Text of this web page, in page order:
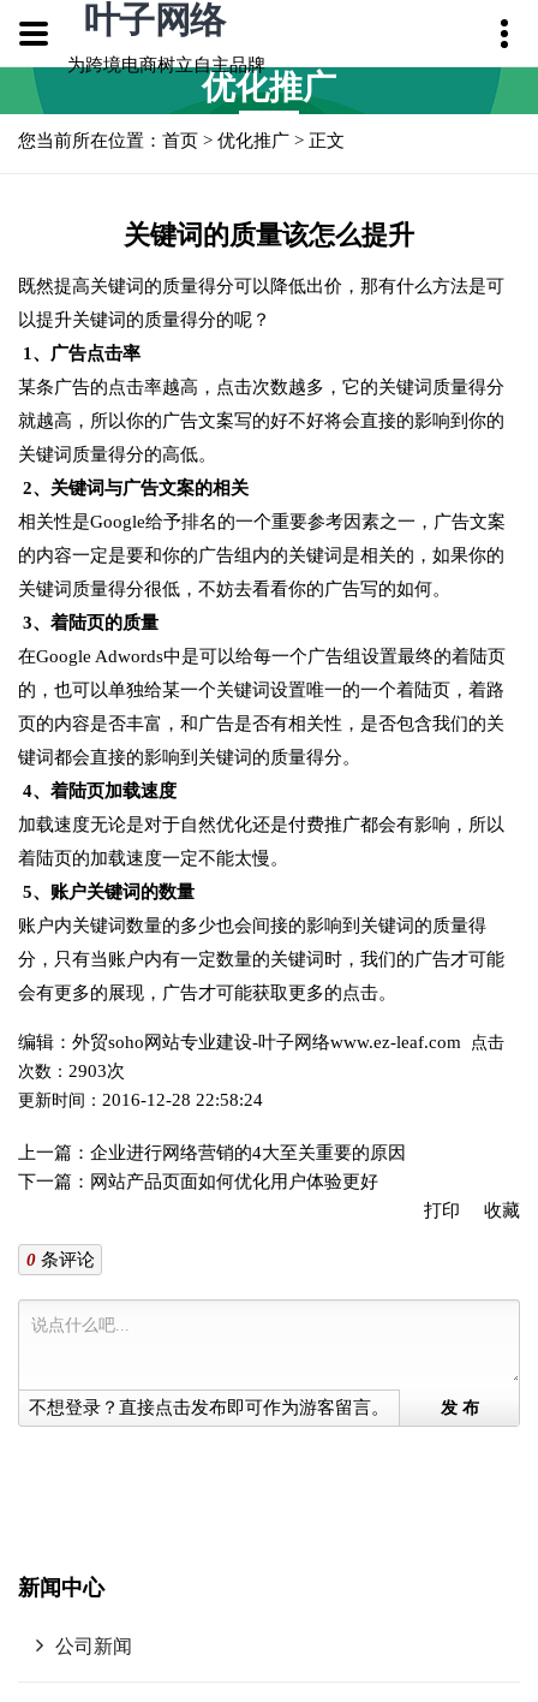
叶子网络
为跨境电商树立自主品牌
优化推广
您当前所在位置： 首页 > 优化推广 > 正文
关键词的质量该怎么提升
既然提高关键词的质量得分可以降低出价，那有什么方法是可
以提升关键词的质量得分的呢？
1、广告点击率
某条广告的点击率越高，点击次数越多，它的关键词质量得分
就越高，所以你的广告文案写的好不好将会直接的影响到你的
关键词质量得分的高低。
2、关键词与广告文案的相关
相关性是Google给予排名的一个重要参考因素之一，广告文案
的内容一定是要和你的广告组内的关键词是相关的，如果你的
关键词质量得分很低，不妨去看看你的广告写的如何。
3、着陆页的质量
在Google Adwords中是可以给每一个广告组设置最终的着陆页
的，也可以单独给某一个关键词设置唯一的一个着陆页，着路
页的内容是否丰富，和广告是否有相关性，是否包含我们的关
键词都会直接的影响到关键词的质量得分。
4、着陆页加载速度
加载速度无论是对于自然优化还是付费推广都会有影响，所以
着陆页的加载速度一定不能太慢。
5、账户关键词的数量
账户内关键词数量的多少也会间接的影响到关键词的质量得
分，只有当账户内有一定数量的关键词时，我们的广告才可能
会有更多的展现，广告才可能获取更多的点击。
编辑：外贸soho网站专业建设-叶子网络www.ez-leaf.com 点击
次数： 2903次
更新时间： 2016-12-28 22:58:24
上一篇： 企业进行网络营销的4大至关重要的原因
下一篇： 网站产品页面如何优化用户体验更好
收藏
打印
0 条评论
不想登录？直接点击发布即可作为游客留言。 发 布
新闻中心
公司新闻